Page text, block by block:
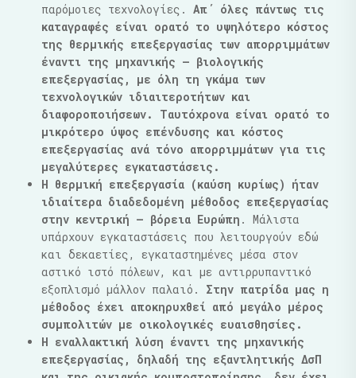
παρόμοιες τεχνολογίες. Απ΄ όλες πάντως τις
καταγραφές είναι ορατό το υψηλότερο κόστος
της θερμικής επεξεργασίας των απορριμμάτων
έναντι της μηχανικής – βιολογικής
επεξεργασίας, με όλη τη γκάμα των
τεχνολογικών ιδιαιτεροτήτων και
διαφοροποιήσεων. Ταυτόχρονα είναι ορατό το
μικρότερο ύψος επένδυσης και κόστος
επεξεργασίας ανά τόνο απορριμμάτων για τις
μεγαλύτερες εγκαταστάσεις.
Η θερμική επεξεργασία (καύση κυρίως) ήταν
ιδιαίτερα διαδεδομένη μέθοδος επεξεργασίας
στην κεντρική – βόρεια Ευρώπη . Μάλιστα
υπάρχουν εγκαταστάσεις που λειτουργούν εδώ
και δεκαετίες, εγκαταστημένες μέσα στον
αστικό ιστό πόλεων, και με αντιρρυπαντικό
εξοπλισμό μάλλον παλαιό. Στην πατρίδα μας η
μέθοδος έχει αποκηρυχθεί από μεγάλο μέρος
συμπολιτών με οικολογικές ευαισθησίες.
Η εναλλακτική λύση έναντι της μηχανικής
επεξεργασίας, δηλαδή της εξαντλητικής ΔσΠ